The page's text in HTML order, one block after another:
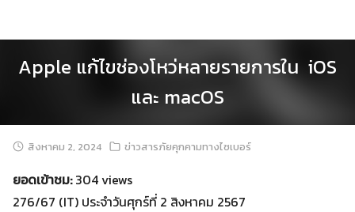
Apple แก้ไขช่องโหว่หลายรายการใน iOS
และ macOS
สิงหาคม 2, 2024 ข่าวสารภัยคุกคามทางไซเบอร์
ยอดเข้าชม:304 views
276/67 (IT) ประจำวันศุกร์ที่ 2 สิงหาคม 2567